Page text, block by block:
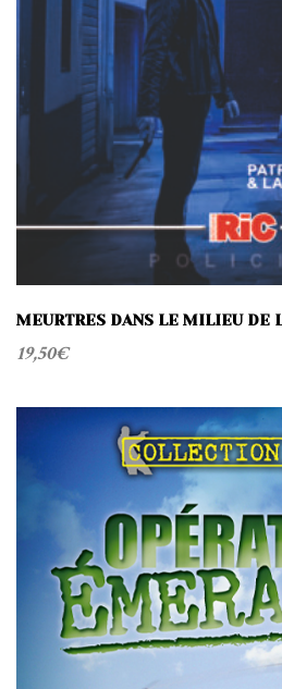
MEURTRES DANS LE MILIEU DE
19,50€